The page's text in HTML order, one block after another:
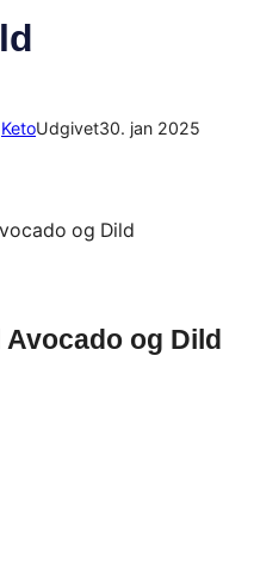
KetoUdgivet30. jan 2025
og Dild